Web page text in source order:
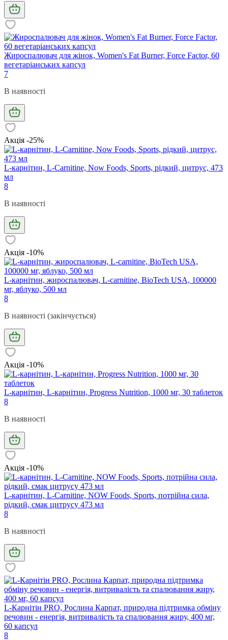
Жироспалювач для жінок, Women's Fat Burner, Force Factor, 60
вегетаріанських капсул
7
В наявності
Акція -25%
L-карнітин, L-Carnitine, Now Foods, Sports, рідкий, цитрус, 473
мл
8
В наявності
Акція -10%
L-карнітин, жироспалювач, L-carnitine, BioTech USA, 100000
мг, яблуко, 500 мл
8
В наявності (закінчується)
Акція -10%
L-карнітин, L-карнітин, Progress Nutrition, 1000 мг, 30 таблеток
8
В наявності
Акція -10%
L-карнітин, L-Carnitine, NOW Foods, Sports, потрійна сила,
рідкий, смак цитрусу 473 мл
8
В наявності
L-Карнітін PRO, Рослина Карпат, природна підтримка обміну
речовин - енергія, витривалість та спалювання жиру, 400 мг,
60 капсул
8